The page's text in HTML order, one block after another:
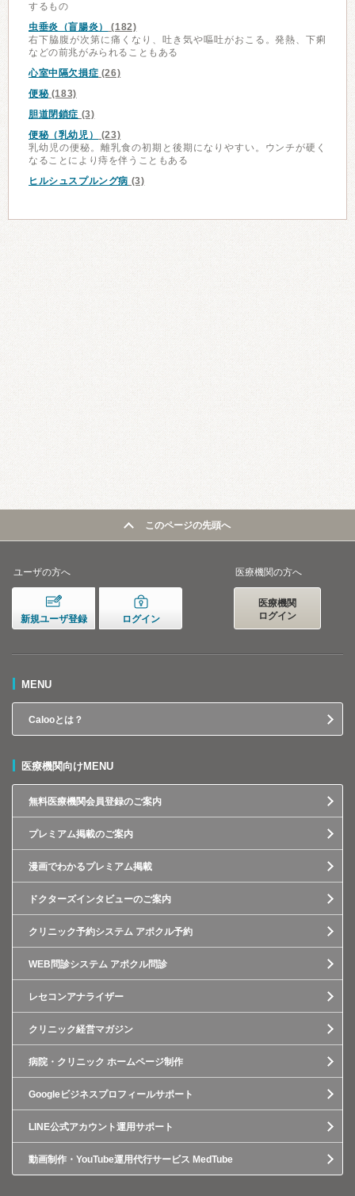
するもの
虫垂炎（盲腸炎）
(182)
右下脇腹が次第に痛くなり、吐き気や嘔吐がおこる。発熱、下痢
などの前兆がみられることもある
心室中隔欠損症 (26)
便秘(183)
胆道閉鎖症 (3)
便秘（乳幼児）
(23)
乳幼児の便秘。離乳食の初期と後期になりやすい。ウンチが硬く
なることにより痔を伴うこともある
ヒルシュスプルング病 (3)
このページの先頭へ
ユーザの方へ
新規ユーザ登録 ログイン
医療機関の方へ
医療機関
ログイン
MENU
Calooとは？
医療機関向けMENU
無料医療機関会員登録のご案内
プレミアム掲載のご案内
漫画でわかるプレミアム掲載
ドクターズインタビューのご案内
クリニック予約システム アポクル予約
WEB問診システム アポクル問診
レセコンアナライザー
クリニック経営マガジン
病院・クリニック ホームページ制作
Googleビジネスプロフィールサポート
LINE公式アカウント運用サポート
動画制作・YouTube運用代行サービス MedTube